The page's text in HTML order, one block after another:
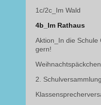
1c/2c_Im Wald
4b_Im Rathaus
Aktion_In die Schule
gern!
Weihnachtspäckchen
2. Schulversammlung